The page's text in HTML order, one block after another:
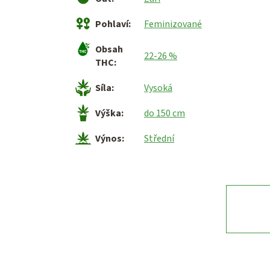
Pohlaví:
Feminizované
Obsah
THC: 22-26 %
Síla:
Vysoká
Výška:
do 150 cm
Výnos: Střední